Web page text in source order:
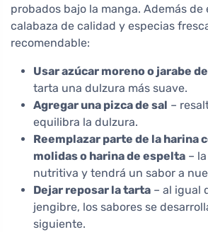
probados bajo la manga. Además de
calabaza de calidad y especias
recomendable:
Usar azúcar moreno o jarabe
tarta una dulzura más suave.
Agregar una pizca de sal –
equilibra la dulzura.
Reemplazar parte de la harina
molidas o harina de espelta –
nutritiva y tendrá un sabor a
Dejar reposar la tarta – al igual
jengibre, los sabores se
siguiente.